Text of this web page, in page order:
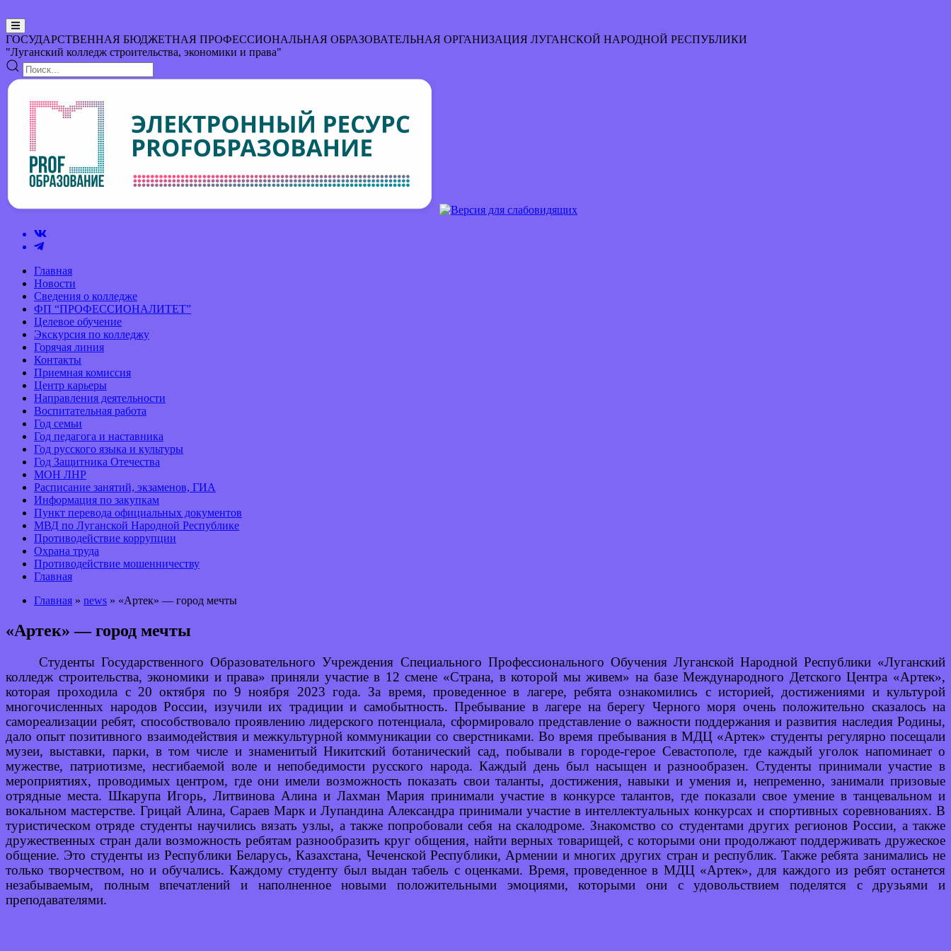
ГОСУДАРСТВЕННАЯ БЮДЖЕТНАЯ ПРОФЕССИОНАЛЬНАЯ ОБРАЗОВАТЕЛЬНАЯ ОРГАНИЗАЦИЯ ЛУГАНСКОЙ НАРОДНОЙ РЕСПУБЛИКИ
"Луганский колледж строительства, экономики и права"
Главная
Новости
Сведения о колледже
ФП “ПРОФЕССИОНАЛИТЕТ”
Целевое обучение
Экскурсия по колледжу
Горячая линия
Контакты
Приемная комиссия
Центр карьеры
Направления деятельности
Воспитательная работа
Год семьи
Год педагога и наставника
Год русского языка и культуры
Год Защитника Отечества
МОН ЛНР
Расписание занятий, экзаменов, ГИА
Информация по закупкам
Пункт перевода официальных документов
МВД по Луганской Народной Республике
Противодействие коррупции
Охрана труда
Противодействие мошенничеству
Главная
Главная » news » «Артек» — город мечты
«Артек» — город мечты
Студенты Государственного Образовательного Учреждения Специального Профессионального Обучения Луганской Народной Республики «Луганский
колледж строительства, экономики и права» приняли участие в 12 смене «Страна, в которой мы живем» на базе Международного Детского Центра «Артек»,
которая проходила с 20 октября по 9 ноября 2023 года. За время, проведенное в лагере, ребята ознакомились с историей, достижениями и культурой
многочисленных народов России, изучили их традиции и самобытность. Пребывание в лагере на берегу Черного моря очень положительно сказалось на
самореализации ребят, способствовало проявлению лидерского потенциала, сформировало представление о важности поддержания и развития наследия Родины,
дало опыт позитивного взаимодействия и межкультурной коммуникации со сверстниками. Во время пребывания в МДЦ «Артек» студенты регулярно посещали
музеи, выставки, парки, в том числе и знаменитый Никитский ботанический сад, побывали в городе-герое Севастополе, где каждый уголок напоминает о
мужестве, патриотизме, несгибаемой воле и непобедимости русского народа. Каждый день был насыщен и разнообразен. Студенты принимали участие в
мероприятиях, проводимых центром, где они имели возможность показать свои таланты, достижения, навыки и умения и, непременно, занимали призовые
отрядные места. Шкарупа Игорь, Литвинова Алина и Лахман Мария принимали участие в конкурсе талантов, где показали свое умение в танцевальном и
вокальном мастерстве. Грицай Алина, Сараев Марк и Лупандина Александра принимали участие в интеллектуальных конкурсах и спортивных соревнованиях. В
туристическом отряде студенты научились вязать узлы, а также попробовали себя на скалодроме. Знакомство со студентами других регионов России, а также
дружественных стран дали возможность ребятам разнообразить круг общения, найти верных товарищей, с которыми они продолжают поддерживать дружеское
общение. Это студенты из Республики Беларусь, Казахстана, Чеченской Республики, Армении и многих других стран и республик. Также ребята занимались не
только творчеством, но и обучались. Каждому студенту был выдан табель с оценками. Время, проведенное в МДЦ «Артек», для каждого из ребят останется
незабываемым, полным впечатлений и наполненное новыми положительными эмоциями, которыми они с удовольствием поделятся с друзьями и
преподавателями.